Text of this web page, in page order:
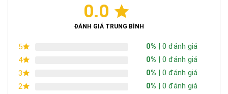
0.0
ĐÁNH GIÁ TRUNG BÌNH
5 0% | 0 đánh giá
4
0% | 0 đánh giá
3
0% | 0 đánh giá
2
0% | 0 đánh giá